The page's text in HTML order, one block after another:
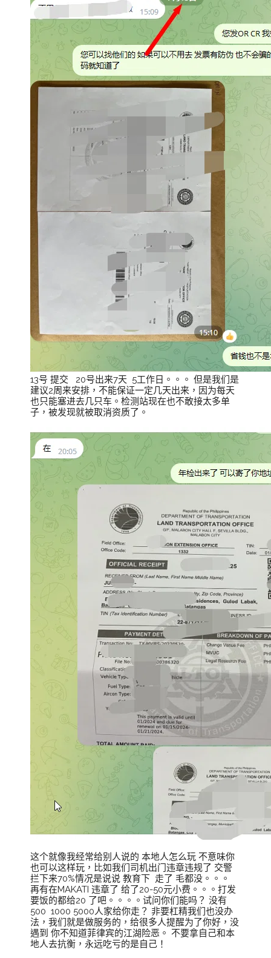
13号 提交 20号出来7天 5工作日。。。 但是我们是
建议2周来安排，不能保证一定几天出来，因为每天
也只能塞进去几只车。检测站现在也不敢接太多单
子，被发现就被取消资质了。
这个就像我经常给别人说的 本地人怎么玩 不意味你
也可以这样玩，比如我们司机出门违章违规了 交警
拦下来70%情况是说说 教育下 走了 毛都没。。。
再有在MAKATI 违章了 给了20-50元小费。。。打发
要饭的都给20 了吧。。。。试问你们能吗？ 没有
500 1000 5000人家给你走？ 非要杠精我们也没办
法，我们就是做服务的，给很多人提醒为了你好，没
遇到 你不知道菲律宾的江湖险恶。 不要拿自己和本
地人去抗衡，永远吃亏的是自己！